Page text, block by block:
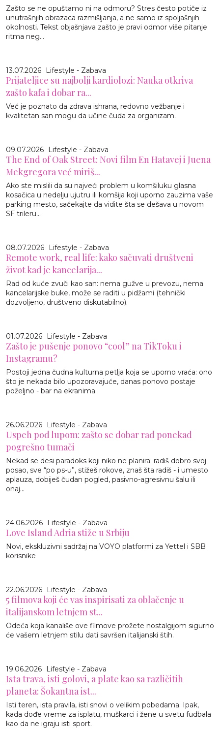
Zašto se ne opuštamo ni na odmoru? Stres često potiče iz
unutrašnjih obrazaca razmišljanja, a ne samo iz spoljašnjih
okolnosti. Tekst objašnjava zašto je pravi odmor više pitanje
ritma neg...
13.07.2026 Lifestyle - Zabava
Prijateljice su najbolji kardiolozi: Nauka otkriva
zašto kafa i dobar ra...
Već je poznato da zdrava ishrana, redovno vežbanje i
kvalitetan san mogu da učine čuda za organizam.
09.07.2026 Lifestyle - Zabava
The End of Oak Street: Novi film En Hatavej i Juena
Mekgregora već miriš...
Ako ste mislili da su najveći problem u komšiluku glasna
kosačica u nedelju ujutru ili komšija koji uporno zauzima vaše
parking mesto, sačekajte da vidite šta se dešava u novom
SF trileru...
08.07.2026 Lifestyle - Zabava
Remote work, real life: kako sačuvati društveni
život kad je kancelarija...
Rad od kuće zvuči kao san: nema gužve u prevozu, nema
kancelarijske buke, može se raditi u pidžami (tehnički
dozvoljeno, društveno diskutabilno).
01.07.2026 Lifestyle - Zabava
Zašto je pušenje ponovo “cool” na TikToku i
Instagramu?
Postoji jedna čudna kulturna petlja koja se uporno vraća: ono
što je nekada bilo upozoravajuće, danas ponovo postaje
poželjno - bar na ekranima.
26.06.2026 Lifestyle - Zabava
Uspeh pod lupom: zašto se dobar rad ponekad
pogrešno tumači
Nekad se desi paradoks koji niko ne planira: radiš dobro svoj
posao, sve “po ps-u”, stižeš rokove, znaš šta radiš - i umesto
aplauza, dobiješ čudan pogled, pasivno-agresivnu šalu ili
onaj...
24.06.2026 Lifestyle - Zabava
Love Island Adria stiže u Srbiju
Novi, ekskluzivni sadržaj na VOYO platformi za Yettel i SBB
korisnike
22.06.2026 Lifestyle - Zabava
5 filmova koji će vas inspirisati za oblačenje u
italijanskom letnjem st...
Odeća koja kanališe ove filmove prožete nostalgijom sigurno
će vašem letnjem stilu dati savršen italijanski štih.
19.06.2026 Lifestyle - Zabava
Ista trava, isti golovi, a plate kao sa različitih
planeta: Šokantna ist...
Isti teren, ista pravila, isti snovi o velikim pobedama. Ipak,
kada dođe vreme za isplatu, muškarci i žene u svetu fudbala
kao da ne igraju isti sport.